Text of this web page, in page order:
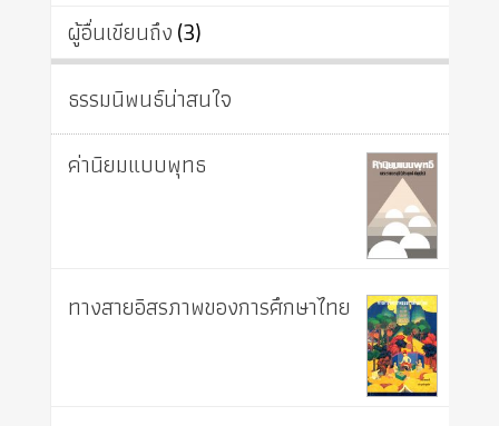
ผู้อื่นเขียนถึง(3)
ธรรมนิพนธ์น่าสนใจ
ค่านิยมแบบพุทธ
ทางสายอิสรภาพของการศึกษาไทย